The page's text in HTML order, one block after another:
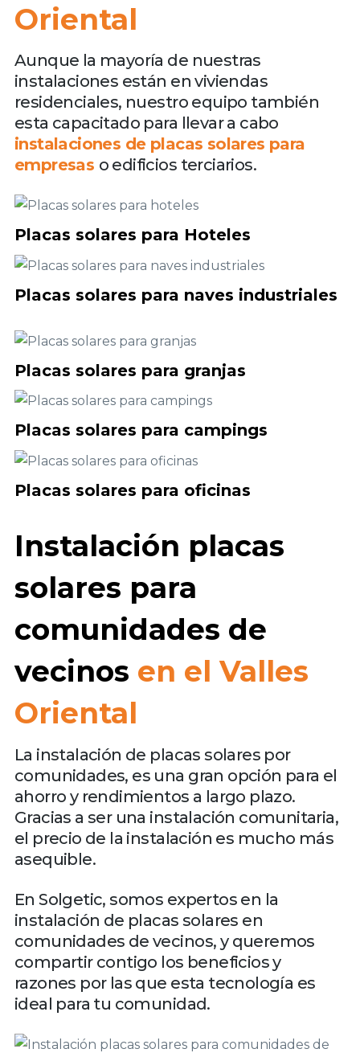
Oriental
Aunque la mayoría de nuestras
instalaciones están en viviendas
residenciales, nuestro equipo también
esta capacitado para llevar a cabo
instalaciones de placas solares para
empresas o edificios terciarios.
Placas solares para Hoteles
Placas solares para naves industriales
Placas solares para granjas
Placas solares para campings
Placas solares para oficinas
Instalación placas
solares para
comunidades de
vecinos en el Valles
Oriental
La instalación de placas solares por
comunidades, es una gran opción para el
ahorro y rendimientos a largo plazo.
Gracias a ser una instalación comunitaria,
el precio de la instalación es mucho más
asequible.
En Solgetic, somos expertos en la
instalación de placas solares en
comunidades de vecinos, y queremos
compartir contigo los beneficios y
razones por las que esta tecnología es
ideal para tu comunidad.